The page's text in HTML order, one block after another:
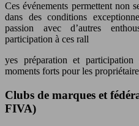
Ces événements permettent non
dans des conditions
passion avec d’autres
participation à ces rall
yes préparation et
moments forts pour les
Clubs de marques et
FIVA)